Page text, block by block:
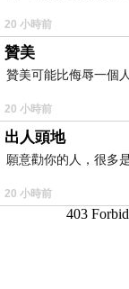
20 小時前
贊美
贊美可能比侮辱一個
20 小時前
出人頭地
願意勸你的人，很多
20 小時前